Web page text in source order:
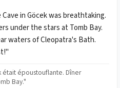
in Göcek was breathtaking.
under the stars at Tomb Bay.
waters of Cleopatra's Bath.
époustouflante. Dîner
Bay."